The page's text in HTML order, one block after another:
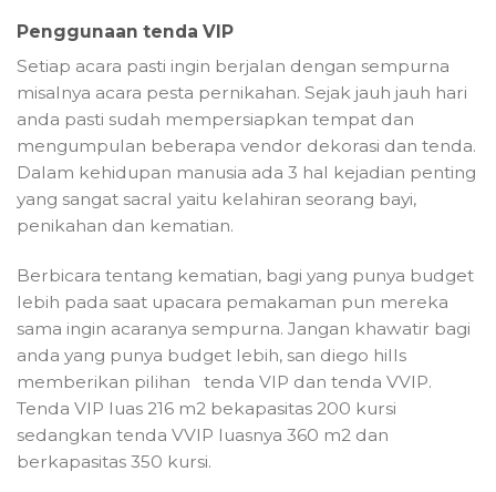
Penggunaan tenda VIP
Setiap acara pasti ingin berjalan dengan sempurna
misalnya acara pesta pernikahan. Sejak jauh jauh hari
anda pasti sudah mempersiapkan tempat dan
mengumpulan beberapa vendor dekorasi dan tenda.
Dalam kehidupan manusia ada 3 hal kejadian penting
yang sangat sacral yaitu kelahiran seorang bayi,
penikahan dan kematian.
Berbicara tentang kematian, bagi yang punya budget
lebih pada saat upacara pemakaman pun mereka
sama ingin acaranya sempurna. Jangan khawatir bagi
anda yang punya budget lebih, san diego hills
memberikan pilihan tenda VIP dan tenda VVIP.
Tenda VIP luas 216 m2 bekapasitas 200 kursi
sedangkan tenda VVIP luasnya 360 m2 dan
berkapasitas 350 kursi.